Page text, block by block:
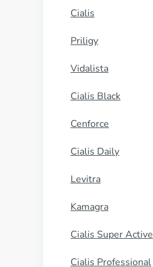
Cialis
Priligy
Vidalista
Cialis Black
Cenforce
Cialis Daily
Levitra
Kamagra
Cialis Super Active
Cialis Professional